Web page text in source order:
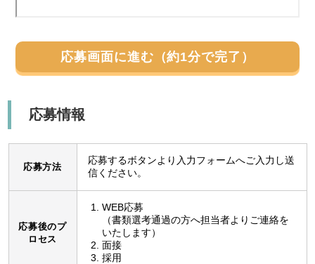
応募画面に進む（約1分で完了）
応募情報
応募方法
応募するボタンより入力フォームへご入力し送
信ください。
応募後のプ
ロセス
WEB応募
（書類選考通過の方へ担当者よりご連絡を
いたします）
面接
採用